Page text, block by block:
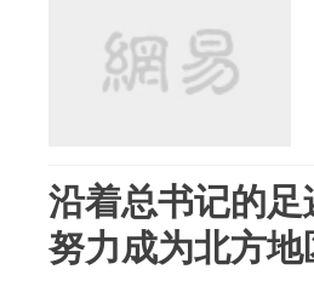
沿着总书记的
努力成为北方